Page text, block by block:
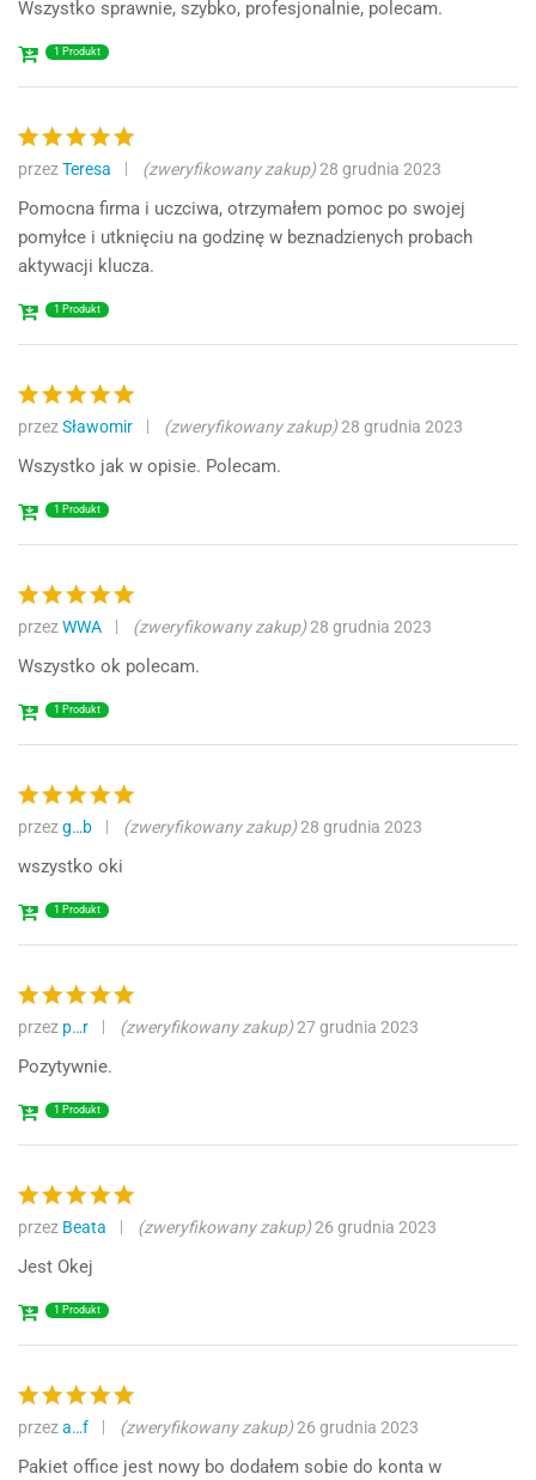
Wszystko sprawnie, szybko, profesjonalnie, polecam.
1 Produkt
Oceniono
5na 5
przezTeresa (zweryfikowany zakup)28 grudnia 2023
Pomocna firma i uczciwa, otrzymałem pomoc po swojej
pomyłce i utknięciu na godzinę w beznadzienych probach
aktywacji klucza.
1 Produkt
Oceniono
5na 5
przezSławomir (zweryfikowany zakup)28 grudnia 2023
Wszystko jak w opisie. Polecam.
1 Produkt
Oceniono
5na 5
przezWWA (zweryfikowany zakup)28 grudnia 2023
Wszystko ok polecam.
1 Produkt
Oceniono
5na 5
przezg…b (zweryfikowany zakup)28 grudnia 2023
wszystko oki
1 Produkt
Oceniono
5na 5
przez p…r (zweryfikowany zakup)27 grudnia 2023
Pozytywnie.
1 Produkt
Oceniono
5na 5
przez Beata (zweryfikowany zakup)26 grudnia 2023
Jest Okej
1 Produkt
Oceniono
5na 5
przeza…f (zweryfikowany zakup)26 grudnia 2023
Pakiet office jest nowy bo dodałem sobie do konta w